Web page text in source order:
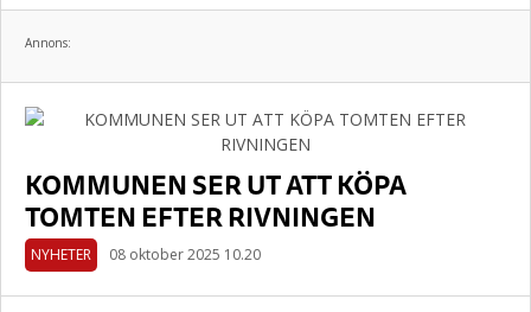
Annons:
KOMMUNEN SER UT ATT KÖPA
TOMTEN EFTER RIVNINGEN
NYHETER 08 oktober 2025 10.20